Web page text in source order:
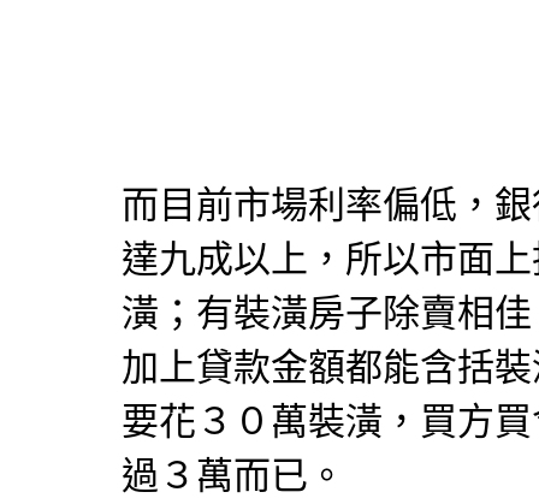
而目前市場利率偏低，
達九成以上，所以市面
潢；有裝潢房子除賣相
加上貸款金額都能含括
要花３０萬裝潢，買方
過３萬而已。